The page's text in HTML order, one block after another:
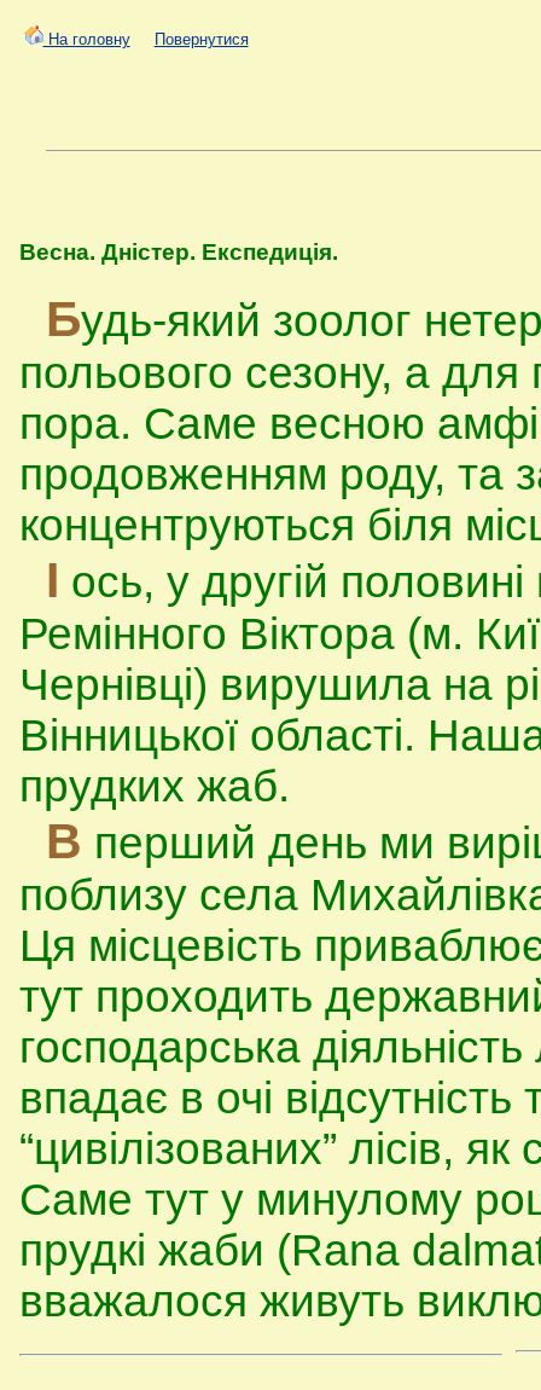
На головну Повернутися
Весна. Дністер. Експедиція.
Будь-який зоолог
польового сезону, а для
пора. Саме весною
продовженням роду, та
концентруються біля
І ось, у другій половині
Ремінного Віктора (м.
Чернівці) вирушила на
Вінницької області.
прудких жаб.
В перший день ми
поблизу села
Ця місцевість
тут проходить
господарська
впадає в очі відсутність
“цивілізованих” лісів,
Саме тут у минулому
прудкі жаби (Rana
вважалося живуть